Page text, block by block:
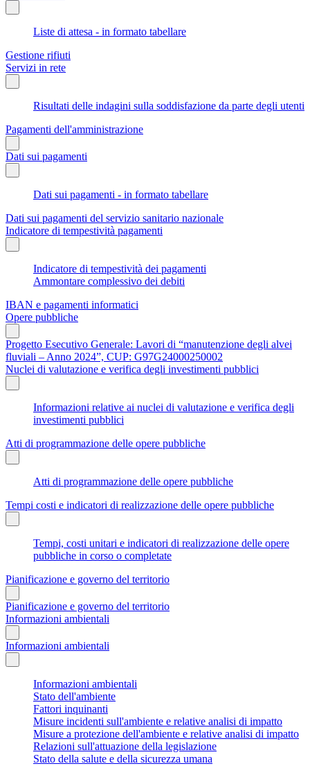
Liste di attesa - in formato tabellare
Gestione rifiuti
Servizi in rete
Risultati delle indagini sulla soddisfazione da parte degli utenti
Pagamenti dell'amministrazione
Dati sui pagamenti
Dati sui pagamenti - in formato tabellare
Dati sui pagamenti del servizio sanitario nazionale
Indicatore di tempestività pagamenti
Indicatore di tempestività dei pagamenti
Ammontare complessivo dei debiti
IBAN e pagamenti informatici
Opere pubbliche
Progetto Esecutivo Generale: Lavori di “manutenzione degli alvei
fluviali – Anno 2024”, CUP: G97G24000250002
Nuclei di valutazione e verifica degli investimenti pubblici
Informazioni relative ai nuclei di valutazione e verifica degli
investimenti pubblici
Atti di programmazione delle opere pubbliche
Atti di programmazione delle opere pubbliche
Tempi costi e indicatori di realizzazione delle opere pubbliche
Tempi, costi unitari e indicatori di realizzazione delle opere
pubbliche in corso o completate
Pianificazione e governo del territorio
Pianificazione e governo del territorio
Informazioni ambientali
Informazioni ambientali
Informazioni ambientali
Stato dell'ambiente
Fattori inquinanti
Misure incidenti sull'ambiente e relative analisi di impatto
Misure a protezione dell'ambiente e relative analisi di impatto
Relazioni sull'attuazione della legislazione
Stato della salute e della sicurezza umana